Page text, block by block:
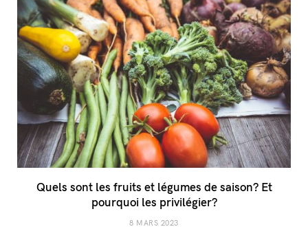
Quels sont les fruits et légumes de saison? Et
pourquoi les privilégier?
8 MARS 2023